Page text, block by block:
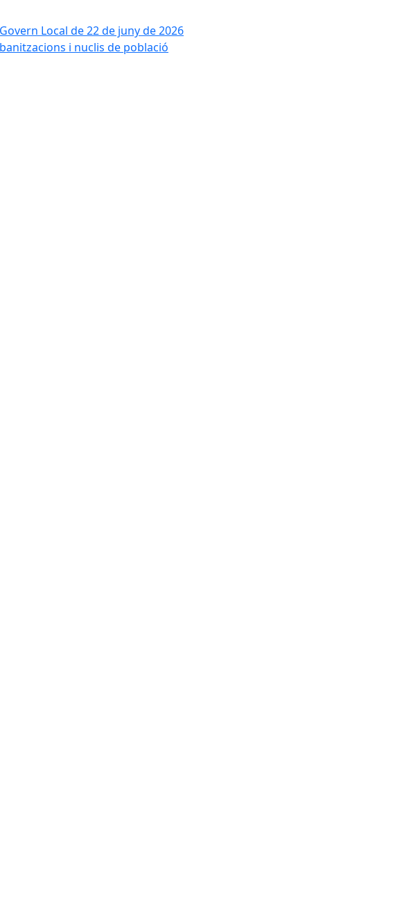
Local de 22 de juny de 2026
i nuclis de població